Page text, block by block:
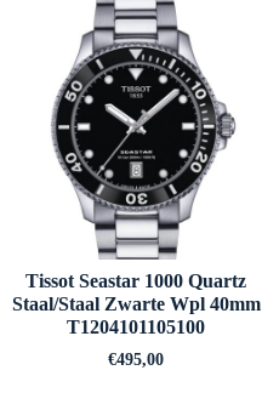
Tissot Seastar 1000 Quartz
Staal/Staal Zwarte Wpl 40mm
T1204101105100
€495,00